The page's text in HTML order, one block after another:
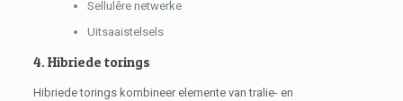
Sellulêre netwerke
Uitsaaistelsels
4. Hibriede torings
Hibriede torings kombineer elemente van tralie- en